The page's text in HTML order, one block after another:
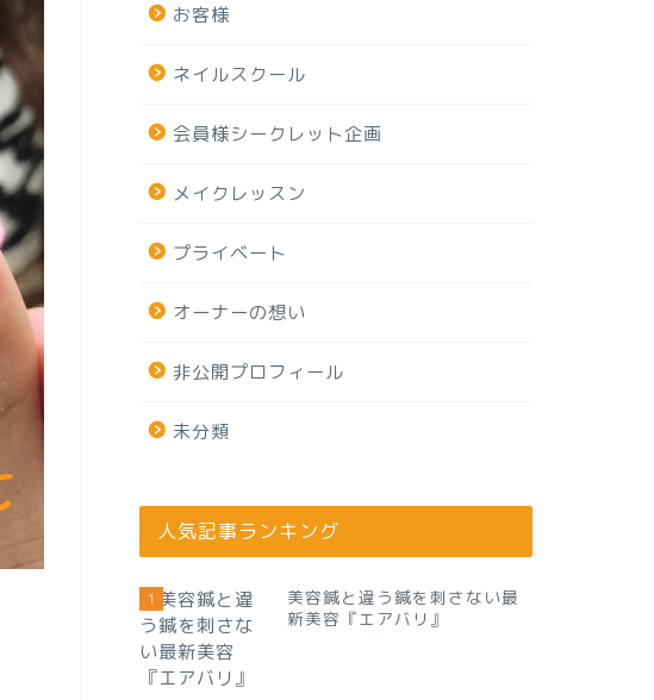
お客様
ネイルスクール
会員様シークレット企画
メイクレッスン
プライベート
オーナーの想い
非公開プロフィール
未分類
人気記事ランキング
1
美容鍼と違う鍼を刺さない最
新美容『エアバリ』